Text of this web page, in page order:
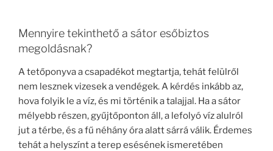
Mennyire tekinthető a sátor esőbiztos
megoldásnak?
A tetőponyva a csapadékot megtartja, tehát felülről
nem lesznek vizesek a vendégek. A kérdés inkább az,
hova folyik le a víz, és mi történik a talajjal. Ha a sátor
mélyebb részen, gyűjtőponton áll, a lefolyó víz alulról
jut a térbe, és a fű néhány óra alatt sárrá válik. Érdemes
tehát a helyszínt a terep esésének ismeretében